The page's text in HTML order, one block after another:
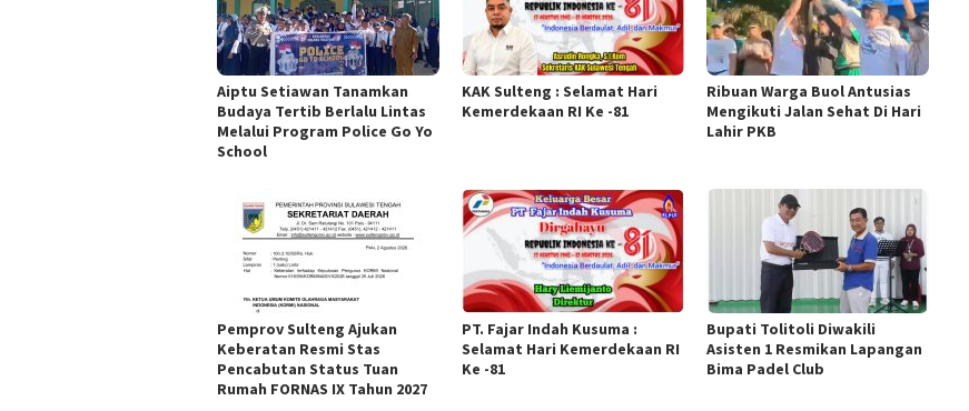
Aiptu Setiawan Tanamkan
Budaya Tertib Berlalu Lintas
Melalui Program Police Go Yo
School
KAK Sulteng : Selamat Hari
Kemerdekaan RI Ke -81
Ribuan Warga Buol Antusias
Mengikuti Jalan Sehat Di Hari
Lahir PKB
Pemprov Sulteng Ajukan
Keberatan Resmi Stas
Pencabutan Status Tuan
Rumah FORNAS IX Tahun 2027
PT. Fajar Indah Kusuma :
Selamat Hari Kemerdekaan RI
Ke -81
Bupati Tolitoli Diwakili
Asisten 1 Resmikan Lapangan
Bima Padel Club